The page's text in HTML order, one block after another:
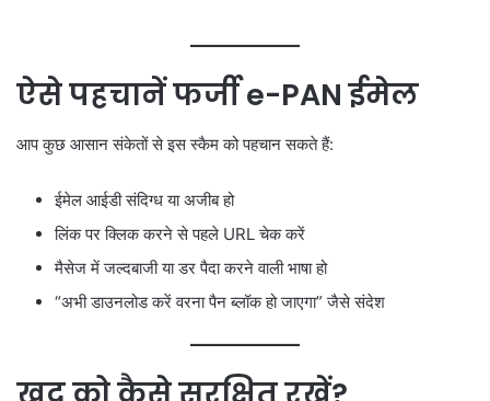
ऐसे पहचानें फर्जी e-PAN ईमेल
आप कुछ आसान संकेतों से इस स्कैम को पहचान सकते हैं:
ईमेल आईडी संदिग्ध या अजीब हो
लिंक पर क्लिक करने से पहले URL चेक करें
मैसेज में जल्दबाजी या डर पैदा करने वाली भाषा हो
“अभी डाउनलोड करें वरना पैन ब्लॉक हो जाएगा” जैसे संदेश